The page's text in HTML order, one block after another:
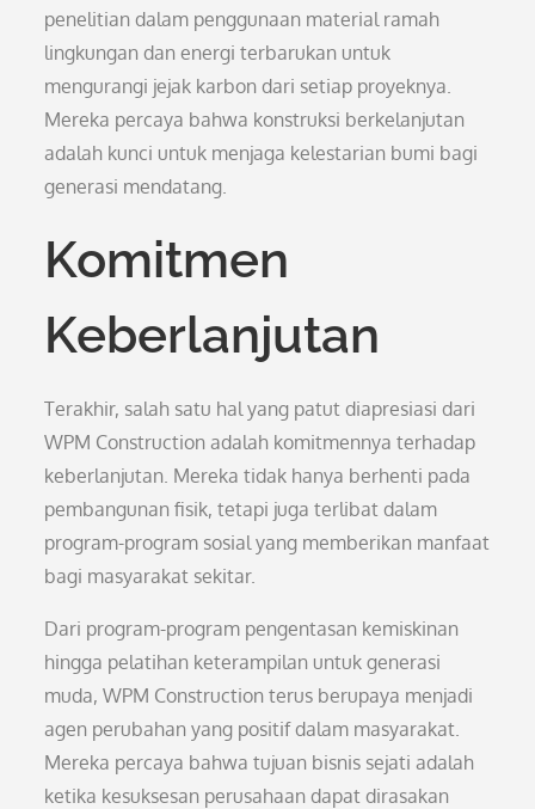
penelitian dalam penggunaan material ramah
lingkungan dan energi terbarukan untuk
mengurangi jejak karbon dari setiap proyeknya.
Mereka percaya bahwa konstruksi berkelanjutan
adalah kunci untuk menjaga kelestarian bumi bagi
generasi mendatang.
Komitmen
Keberlanjutan
Terakhir, salah satu hal yang patut diapresiasi dari
WPM Construction adalah komitmennya terhadap
keberlanjutan. Mereka tidak hanya berhenti pada
pembangunan fisik, tetapi juga terlibat dalam
program-program sosial yang memberikan manfaat
bagi masyarakat sekitar.
Dari program-program pengentasan kemiskinan
hingga pelatihan keterampilan untuk generasi
muda, WPM Construction terus berupaya menjadi
agen perubahan yang positif dalam masyarakat.
Mereka percaya bahwa tujuan bisnis sejati adalah
ketika kesuksesan perusahaan dapat dirasakan